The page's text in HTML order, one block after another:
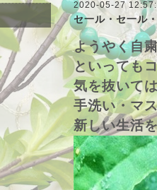
2020-05-27
セ一ル・セ一ル
ようやく自
といっても
気を抜いて
手洗い・マ
新しい生活